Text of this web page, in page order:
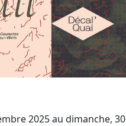
2025 au dimanche, 30